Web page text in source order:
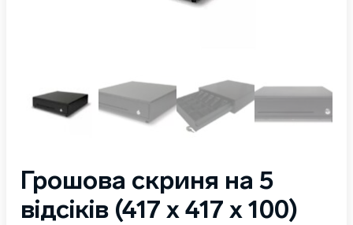
Грошова скриня на 5
відсіків (417 х 417 х 100)